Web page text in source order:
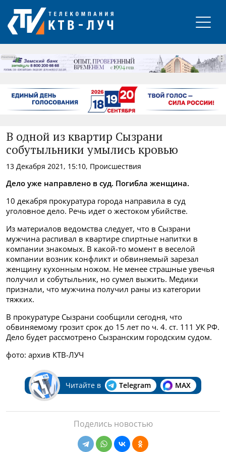
РЕКЛАМА
В одной из квартир Сызрани
собутыльники умылись кровью
13 Декабря 2021, 15:10, Происшествия
Дело уже направлено в суд. Погибла женщина.
10 декабря прокуратура города направила в суд
уголовное дело. Речь идет о жестоком убийстве.
Из материалов ведомства следует, что в Сызрани
мужчина распивал в квартире спиртные напитки в
компании знакомых. В какой-то момент в веселой
компании возник конфликт и обвиняемый зарезал
женщину кухонным ножом. Не менее страшные увечья
получил и собутыльник, но сумел выжить. Медики
признали, что мужчина получил раны из категории
тяжких.
В прокуратуре Сызрани сообщили сегодня, что
обвиняемому грозит срок до 15 лет по ч. 4. ст. 111 УК РФ.
Дело будет рассмотрено Сызранским городским судом.
фото: архив КТВ-ЛУЧ
Читайте в Telegram MAX
Поделись новостью